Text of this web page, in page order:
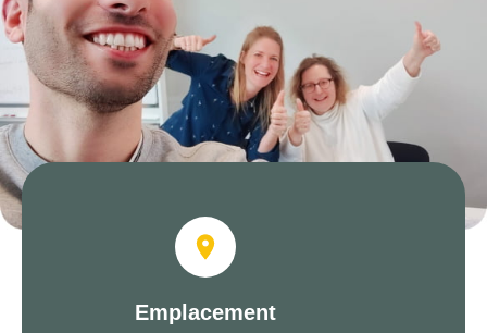
Emplacement